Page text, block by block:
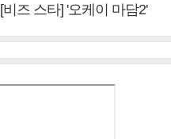
[비즈 스타] '오케이 마담2'